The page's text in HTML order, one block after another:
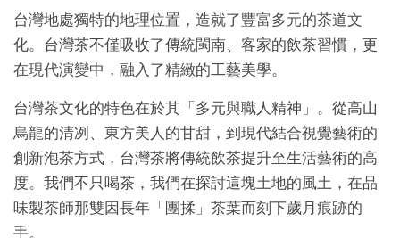
台灣地處獨特的地理位置，造就了豐富多元的茶道文
化。台灣茶不僅吸收了傳統閩南、客家的飲茶習慣，更
在現代演變中，融入了精緻的工藝美學。
台灣茶文化的特色在於其「多元與職人精神」。從高山
烏龍的清冽、東方美人的甘甜，到現代結合視覺藝術的
創新泡茶方式，台灣茶將傳統飲茶提升至生活藝術的高
度。我們不只喝茶，我們在探討這塊土地的風土，在品
味製茶師那雙因長年「團揉」茶葉而刻下歲月痕跡的
手。